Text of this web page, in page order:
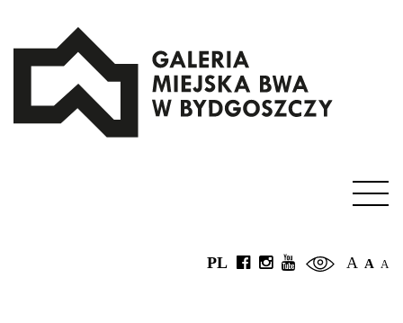
A A A
PL